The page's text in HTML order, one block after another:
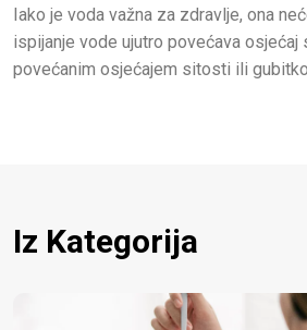
Iako je voda važna za zdravlje, ona
ispijanje vode ujutro povećava
povećanim osjećajem sitosti ili
Iz Kategorija